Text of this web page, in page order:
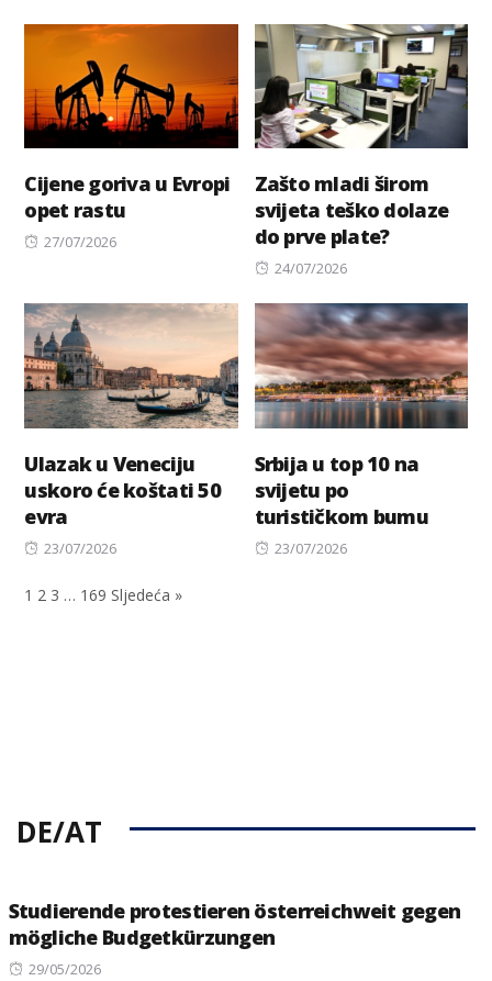
Cijene goriva u Evropi
opet rastu
Posted
27/07/2026
Zašto mladi širom
svijeta teško dolaze
do prve plate?
Posted
24/07/2026
Ulazak u Veneciju
uskoro će koštati 50
evra
Posted
23/07/2026
Srbija u top 10 na
svijetu po
turističkom bumu
Posted
23/07/2026
1 2 3 … 169 Sljedeća »
DE/AT
Studierende protestieren österreichweit gegen
mögliche Budgetkürzungen
Posted
29/05/2026